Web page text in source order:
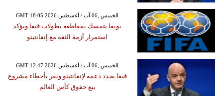
GMT 18:05 2026 الخميس ,06 آب / أغسطس
يويفا يتمسك بمقاطعة بطولات فيفا ويؤكد
استمرار أزمة الثقة مع إنفانتينو
GMT 12:47 2026 الخميس ,06 آب / أغسطس
فيفا يجدد دعمه لإنفانتينو ويقر بأخطاء مشروع
بيع حقوق كأس العالم